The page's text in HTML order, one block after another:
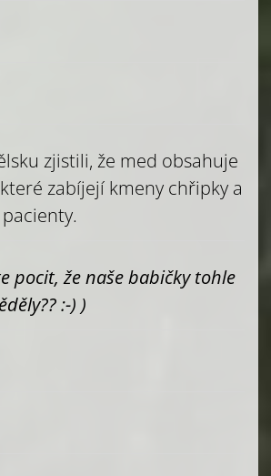
zjistili, že med obsahuje
zabíjejí kmeny chřipky a
pocit, že naše babičky tohle
:-) )